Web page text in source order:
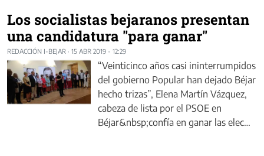
Los socialistas bejaranos presentan
una candidatura "para ganar"
REDACCIÓN I-BEJAR · 15 ABR 2019 - 12:29
“Veinticinco años casi ininterrumpidos
del gobierno Popular han dejado Béjar
hecho trizas”, Elena Martín Vázquez,
cabeza de lista por el PSOE en
Béjar&nbsp;confía en ganar las elec…